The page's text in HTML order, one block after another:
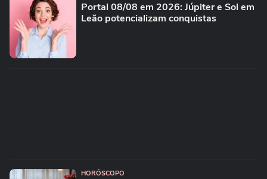
Portal 08/08 em 2026: Júpiter e Sol em
Leão potencializam conquistas
HORÓSCOPO